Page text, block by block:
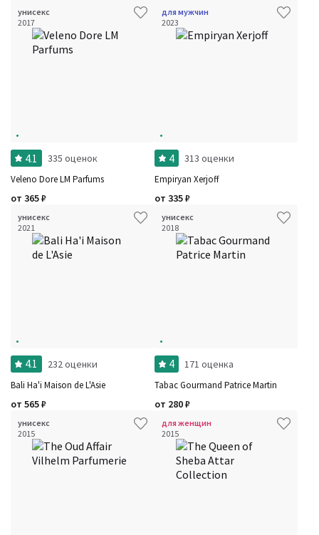
унисекс
2017
4.1 335 оценок
Veleno Dore LM Parfums
от 365₽
для мужчин
2023
4 313 оценки
Empiryan Xerjoff
от 335₽
унисекс
2021
4.1 232 оценки
Bali Ha'i Maison de L'Asie
от 565₽
унисекс
2018
4 171 оценка
Tabac Gourmand Patrice Martin
от 280₽
унисекс
2015
для женщин
2015